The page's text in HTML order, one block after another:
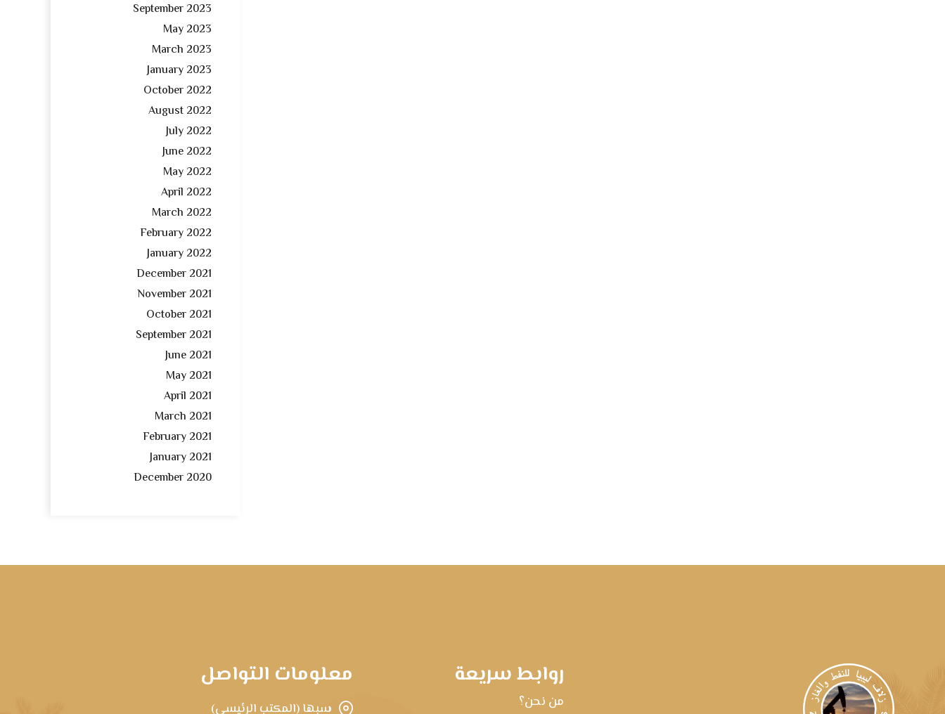
September 2023
May 2023
March 2023
January 2023
October 2022
August 2022
July 2022
June 2022
May 2022
April 2022
March 2022
February 2022
January 2022
December 2021
November 2021
October 2021
September 2021
June 2021
May 2021
April 2021
March 2021
February 2021
January 2021
December 2020
روابط سريعة
من نحن؟
معلومات التواصل
سبها (المكتب الرئيسي)